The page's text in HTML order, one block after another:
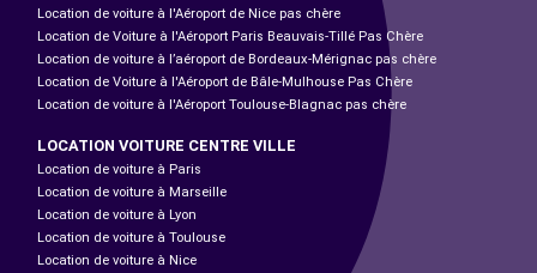
Location de voiture à l'Aéroport de Nice pas chère
Location de Voiture à l'Aéroport Paris Beauvais-Tillé Pas Chère
Location de voiture à l’aéroport de Bordeaux-Mérignac pas chère
Location de Voiture à l'Aéroport de Bâle-Mulhouse Pas Chère
Location de voiture à l'Aéroport Toulouse-Blagnac pas chère
LOCATION VOITURE CENTRE VILLE
Location de voiture à Paris
Location de voiture à Marseille
Location de voiture à Lyon
Location de voiture à Toulouse
Location de voiture à Nice